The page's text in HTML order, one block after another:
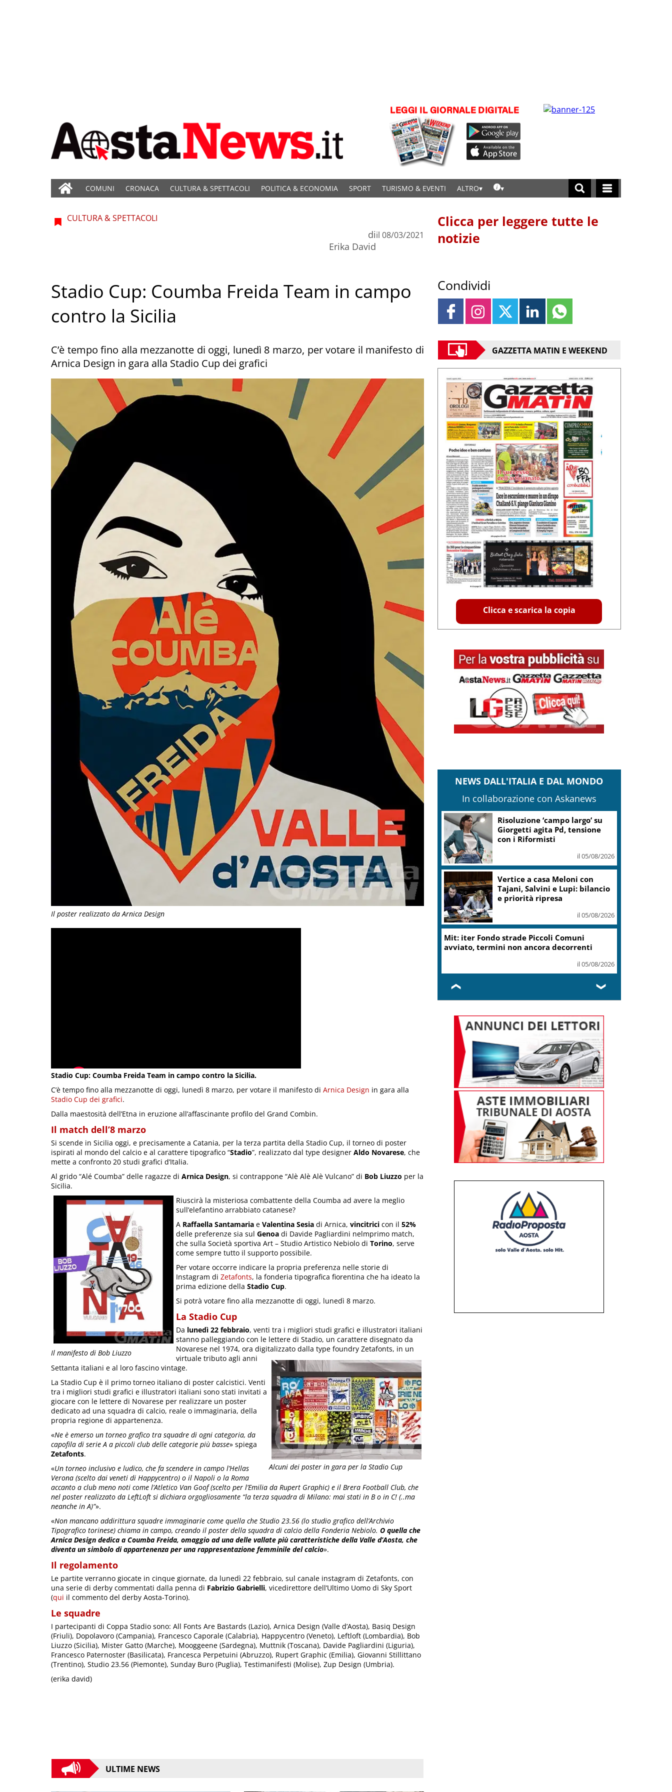
COMUNI CRONACA CULTURA & SPETTACOLI POLITICA & ECONOMIA SPORT TURISMO & EVENTI ALTRO
Il poster realizzato da Arnica Design
CULTURA & SPETTACOLI
di
Erika David
il 08/03/2021
Stadio Cup: Coumba Freida Team in campo
contro la Sicilia
C’è tempo fino alla mezzanotte di oggi, lunedì 8 marzo, per votare il manifesto di
Arnica Design in gara alla Stadio Cup dei grafici
Stadio Cup: Coumba Freida Team in campo contro la Sicilia.
C’è tempo fino alla mezzanotte di oggi, lunedì 8 marzo, per votare il manifesto di Arnica Design in gara alla
Stadio Cup dei grafici.
Dalla maestosità dell’Etna in eruzione all’affascinante profilo del Grand Combin.
Il match dell’8 marzo
Si scende in Sicilia oggi, e precisamente a Catania, per la terza partita della Stadio Cup, il torneo di poster
ispirati al mondo del calcio e al carattere tipografico “Stadio”, realizzato dal type designer Aldo Novarese, che
mette a confronto 20 studi grafici d’Italia.
Al grido “Alé Coumba” delle ragazze di Arnica Design, si contrappone “Alè Alè Alè Vulcano” di Bob Liuzzo per la
Sicilia.
Il manifesto di Bob Liuzzo
Riuscirà la misteriosa combattente della Coumba ad avere la meglio
sull’elefantino arrabbiato catanese?
A Raffaella Santamaria e Valentina Sesia di Arnica, vincitrici con il 52%
delle preferenze sia sul Genoa di Davide Pagliardini nelmprimo match,
che sulla Società sportiva Art – Studio Artistico Nebiolo di Torino, serve
come sempre tutto il supporto possibile.
Per votare occorre indicare la propria preferenza nelle storie di
Instagram di Zetafonts, la fonderia tipografica fiorentina che ha ideato la
prima edizione della Stadio Cup.
Si potrà votare fino alla mezzanotte di oggi, lunedì 8 marzo.
La Stadio Cup
Alcuni dei poster in gara per la Stadio Cup
Da lunedì 22 febbraio, venti tra i migliori studi grafici e illustratori italiani
stanno palleggiando con le lettere di Stadio, un carattere disegnato da
Novarese nel 1974, ora digitalizzato dalla type foundry Zetafonts, in un
virtuale tributo agli anni
Settanta italiani e al loro fascino vintage.
La Stadio Cup è il primo torneo italiano di poster calcistici. ​Venti
tra i migliori studi grafici e illustratori ​italiani sono stati invitati a
giocare con le lettere di Novarese per realizzare un poster
dedicato ad una squadra di calcio, reale o immaginaria, della
propria regione di appartenenza.
«Ne è emerso un torneo grafico tra squadre di ogni categoria, da
capofila di serie A a piccoli club delle categorie più basse» spiega
Zetafonts.
«Un torneo inclusivo e ludico, che fa scendere in campo l’​Hellas
Verona (scelto dai veneti di ​Happycentro​) o il N​apoli​ o la ​Roma​
accanto a club meno noti come l’​Atletico Van Goof ​(scelto per l’Emilia da ​Rupert Graphic​) e il ​Brera Football Club​, che
nel poster realizzato da ​LeftLoft​ si dichiara orgogliosamente ​“la terza squadra di Milano: mai stati in B o in C! (..ma
neanche in A)”».
«Non mancano addirittura squadre immaginarie come quella che ​Studio 23.56​ (lo studio grafico dell’​Archivio
Tipografico ​torinese) chiama in campo, creando il poster della squadra di calcio della Fonderia Nebiolo​. O quella che ​
Arnica Design​ dedica a ​Coumba Freida​, omaggio ad una delle vallate più caratteristiche della Valle d’Aosta, che
diventa un simbolo di appartenenza per una rappresentazione femminile del calcio».
Il regolamento
Le partite verranno giocate in cinque giornate, da ​lunedì 22 febbraio​, sul canale ​instagram di ​Zetafonts​, con
una serie di derby commentati dalla penna di ​ Fabrizio Gabrielli, ​vicedirettore dell’​Ultimo Uomo​ ​di Sky Sport
(qui il commento del derby Aosta-Torino).
Le squadre
I partecipanti di​ Coppa Stadio​ sono: ​All Fonts Are Bastards​ (Lazio), ​Arnica Design​ (Valle d’Aosta), ​Basiq Design​
(Friuli), ​Dopolavoro​ (Campania), ​Francesco Caporale​ (Calabria), ​Happycentro​ (Veneto), ​Leftloft (Lombardia), ​Bob
Liuzzo​ (Sicilia), ​Mister Gatto​ (Marche), ​Mooggeene​ (Sardegna), ​Muttnik​ (Toscana), ​Davide Pagliardini​ ​(Liguria), ​
Francesco Paternoster​ (Basilicata), ​Francesca Perpetuini​ ​(Abruzzo), ​Rupert Graphic (Emilia), ​Giovanni Stillittano​
(Trentino), ​Studio 23.56​ (Piemonte), ​Sunday Buro​ (Puglia), ​Testimanifesti​ (Molise), Zup Design​ (Umbria).
(erika david)
ULTIME NEWS
Clicca per leggere tutte le
notizie
Condividi
GAZZETTA MATIN E WEEKEND
Clicca e scarica la copia
NEWS DALL'ITALIA E DAL MONDO
In collaborazione con Askanews
Banco Bpm, Castagna: Agricole
Italia? Valuteremo, ritengo
fusione molto solida
il 05/08/2026
Conti pubblici, Governo
incassa sì su clausola Ue. Lega
ottiene modifica a risoluzione
il 05/08/2026
Delmastro, Camera dice no a
uso chat con Caroccia: in aula
il 05/08/2026